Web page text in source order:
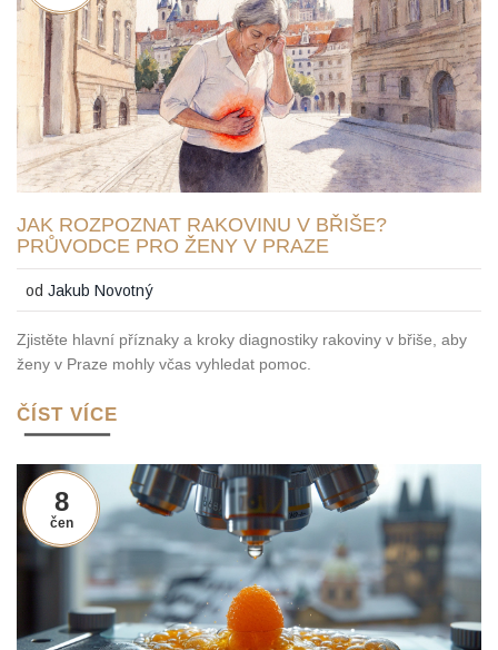
JAK ROZPOZNAT RAKOVINU V BŘIŠE?
PRŮVODCE PRO ŽENY V PRAZE
odJakub Novotný
Zjistěte hlavní příznaky a kroky diagnostiky rakoviny v břiše, aby
ženy v Praze mohly včas vyhledat pomoc.
ČÍST VÍCE
8
čen